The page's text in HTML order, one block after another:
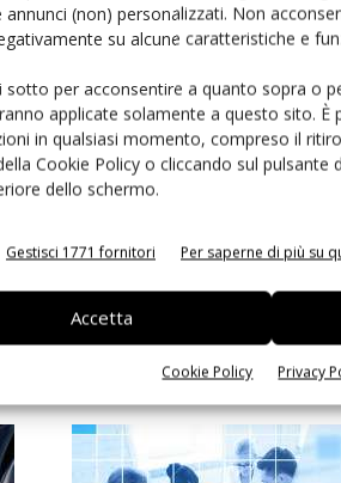
(non) personalizzati. Non
su alcune caratteristiche e
sotto per acconsentire a quanto sopra o
applicate solamente a questo sito. È
in qualsiasi momento, compreso il
Cookie Policy o cliccando sul pulsante
dello schermo.
Gestisci 1771 fornitori Per saperne di più su
Accetta
Cookie Policy Privacy
Time-of-fligth: la nuova
per la misura della distanza
LED: moderne tecnologie di
di Dario Gozzi- 15 Luglio 2020